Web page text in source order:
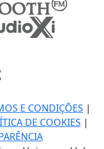
E CONDIÇÕES |
DE COOKIES |